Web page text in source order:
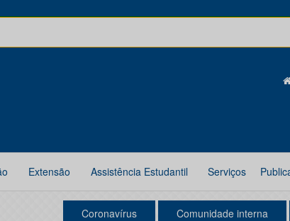
Extensão Assistência Estudantil Serviços
Coronavírus Comunidade interna